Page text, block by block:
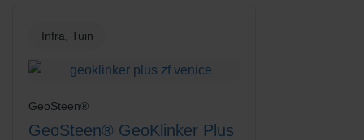
Infra, Tuin
GeoSteen®
GeoSteen® GeoKlinker Plus